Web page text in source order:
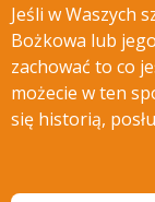
Jeśli w Waszych
Bożkowa lub
zachować to co
możecie w ten
się historią,